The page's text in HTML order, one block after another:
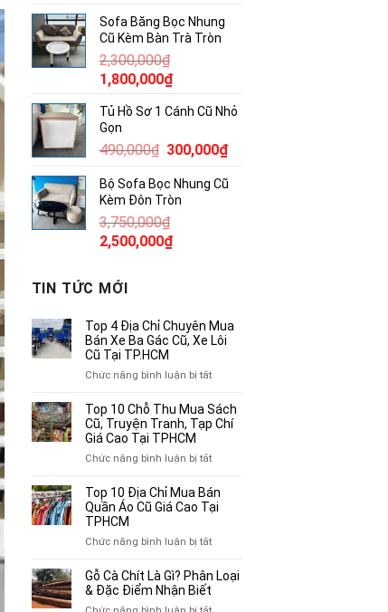
là:
1,860,000₫.
tại
là:
Sofa Băng Bọc Nhung
Cũ Kèm Bàn Trà Tròn
2,300,000₫
Giá
là:
2,300,000₫.
1,800,000₫Giá
tại
1,800,000₫.
Tủ Hồ Sơ 1 Cánh Cũ Nhỏ
Gọn
490,000₫ Giá
là:
490,000₫.
300,000₫Giá
tại
Bộ Sofa Bọc Nhung Cũ
Kèm Đôn Tròn
3,750,000₫
Giá
là:
3,750,000₫.
2,500,000₫Giá
2,500,000₫.
TIN TỨC MỚI
Top 4 Địa Chỉ Chuyên Mua
Bán Xe Ba Gác Cũ, Xe Lôi
Cũ Tại TP.HCM
Chức năng bình luận bị tắtở
4
Địa
Xe
Ba
Cũ,
Lôi
Cũ
Tại
Top 10 Chỗ Thu Mua Sách
Cũ, Truyện Tranh, Tạp Chí
Giá Cao Tại TPHCM
Chức năng bình luận bị tắtở
10
Chỗ
Truyện
Tranh,
Top 10 Địa Chỉ Mua Bán
Quần Áo Cũ Giá Cao Tại
TPHCM
Chức năng bình luận bị tắtở
10
Địa
Gỗ Cà Chít Là Gì? Phân Loại
& Đặc Điểm Nhận Biết